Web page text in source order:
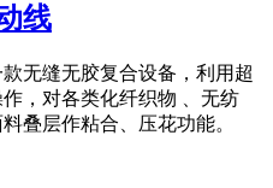
线
无缝无胶复合设备，利用超
，对各类化纤织物 、无纺
叠层作粘合、压花功能。